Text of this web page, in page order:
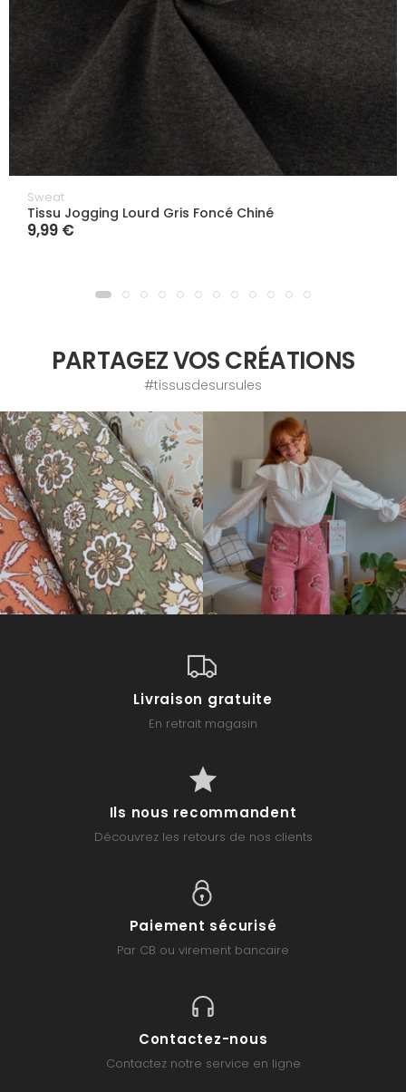
Sweat
Tissu Jogging Lourd Gris Foncé Chiné
9,99 €
PARTAGEZ VOS CRÉATIONS
#tissusdesursules
Livraison gratuite
En retrait magasin
Ils nous recommandent
Découvrez les retours de nos clients
Paiement sécurisé
Par CB ou virement bancaire
Contactez-nous
Contactez notre service en ligne